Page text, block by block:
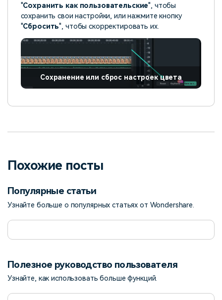
"Сохранить как пользовательские", чтобы
сохранить свои настройки, или нажмите кнопку
"Сбросить", чтобы скорректировать их.
Сохранение или сброс настроек цвета
Похожие посты
Популярные статьи
Узнайте больше о популярных статьях от Wondershare.
Полезное руководство пользователя
Узнайте, как использовать больше функций.